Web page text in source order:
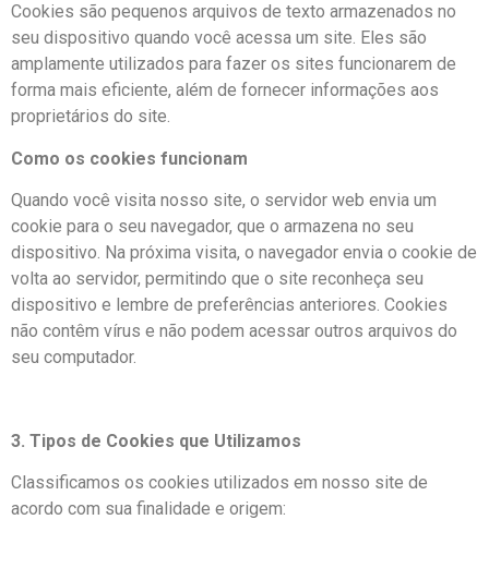
Cookies são pequenos arquivos de texto armazenados no
seu dispositivo quando você acessa um site. Eles são
amplamente utilizados para fazer os sites funcionarem de
forma mais eficiente, além de fornecer informações aos
proprietários do site.
Como os cookies funcionam
Quando você visita nosso site, o servidor web envia um
cookie para o seu navegador, que o armazena no seu
dispositivo. Na próxima visita, o navegador envia o cookie de
volta ao servidor, permitindo que o site reconheça seu
dispositivo e lembre de preferências anteriores. Cookies
não contêm vírus e não podem acessar outros arquivos do
seu computador.
3. Tipos de Cookies que Utilizamos
Classificamos os cookies utilizados em nosso site de
acordo com sua finalidade e origem: